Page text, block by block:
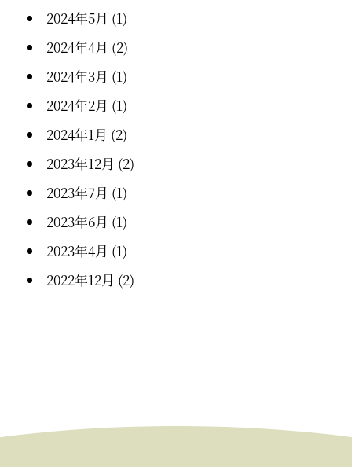
2024年5月 (1)
2024年4月 (2)
2024年3月 (1)
2024年2月 (1)
2024年1月 (2)
2023年12月 (2)
2023年7月 (1)
2023年6月 (1)
2023年4月 (1)
2022年12月 (2)